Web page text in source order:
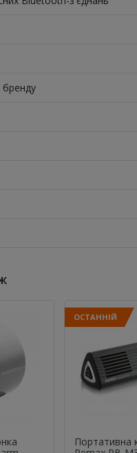
бренду
ОСТАННІЙ
Портативна